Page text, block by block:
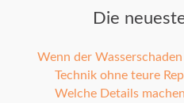
Die
Wenn der
Technik ohne teure
Welche Details